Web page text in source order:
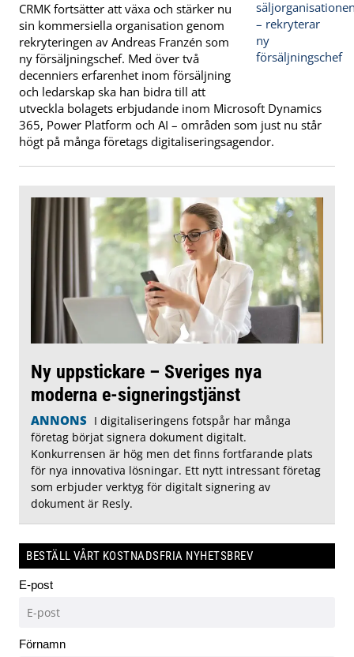
CRMK fortsätter att växa och stärker nu
sin kommersiella organisation genom
rekryteringen av Andreas Franzén som
ny försäljningschef. Med över två
decenniers erfarenhet inom försäljning
och ledarskap ska han bidra till att
utveckla bolagets erbjudande inom Microsoft Dynamics
365, Power Platform och AI – områden som just nu står
högt på många företags digitaliseringsagendor.
Ny uppstickare – Sveriges nya
moderna e-signeringstjänst
ANNONS I digitaliseringens fotspår har många
företag börjat signera dokument digitalt.
Konkurrensen är hög men det finns fortfarande plats
för nya innovativa lösningar. Ett nytt intressant företag
som erbjuder verktyg för digitalt signering av
dokument är Resly.
BESTÄLL VÅRT KOSTNADSFRIA NYHETSBREV
E-post
Förnamn